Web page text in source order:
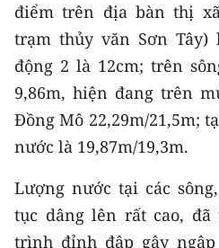
CHƯƠNG TRÌNH OCOP - MỖI
MỘT SẢN PHẨM
RADIO
MEDIA CENTER
Video
điểm trên địa bàn thị
trạm thủy văn Sơn Tây)
động 2 là 12cm; trên
9,86m, hiện đang trên
Đồng Mô 22,29m/21,5m;
nước là 19,87m/19,3m.
Lượng nước tại các
tục dâng lên rất cao,
trình đỉnh đập gây